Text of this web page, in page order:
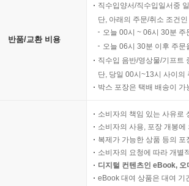
반품/교환 비용
직수입양서/직수입일서중
단, 아래의 주문/취소 조건
오늘 00시 ~ 06시 30분
오늘 06시 30분 이후 주
직수입 음반/영상물/기프트
단, 당일 00시~13시 사이의
박스 포장은 택배 배송이
소비자의 책임 있는 사유로
소비자의 사용, 포장 개봉
복제가 가능한 상품 등의
소비자의 요청에 따라 개별
디지털 컨텐츠인 eBook,
eBook 대여 상품은 대여 기